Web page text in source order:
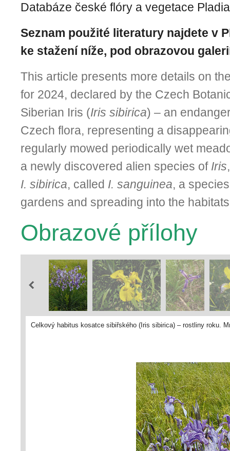
Databáze české flóry a vegetace
Seznam použité literatury najdete v
ke stažení níže, pod obrazovou
This article presents more details on
for 2024, declared by the Czech
Siberian Iris (Iris sibirica) – an
Czech flora, representing a
regularly mowed periodically wet
a newly discovered alien species of Iris
I. sibirica, called I. sanguinea, a
gardens and spreading into the
Obrazové přílohy
Celkový habitus kosatce sibiřského (Iris sibirica) – rostliny roku.